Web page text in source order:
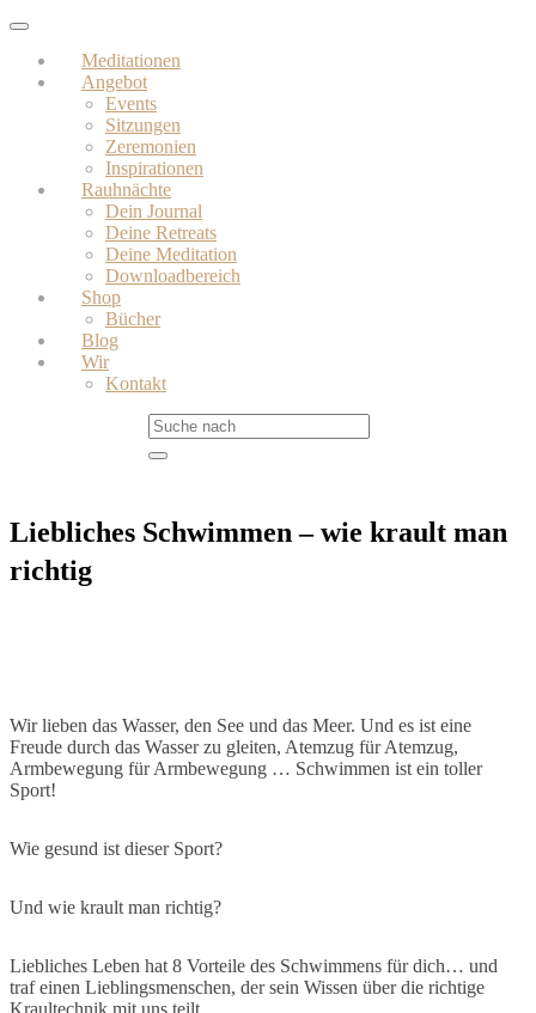
Skip
main
content
Toggle
navigationMeditationen
Angebot
Events
Sitzungen
Zeremonien
Inspirationen
Rauhnächte
Dein Journal
Deine Retreats
Deine Meditation
Downloadbereich
Shop
Bücher
Blog
Wir
Kontakt
Liebliches Schwimmen – wie krault man
richtig
Wir lieben das Wasser, den See und das Meer. Und es ist eine
Freude durch das Wasser zu gleiten, Atemzug für Atemzug,
Armbewegung für Armbewegung … Schwimmen ist ein toller
Sport!
Wie gesund ist dieser Sport?
Und wie krault man richtig?
Liebliches Leben hat 8 Vorteile des Schwimmens für dich… und
traf einen Lieblingsmenschen, der sein Wissen über die richtige
Kraultechnik mit uns teilt.